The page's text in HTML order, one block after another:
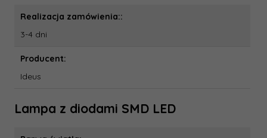
Realizacja zamówienia::
3-4 dni
Producent:
Ideus
Lampa z diodami SMD LED